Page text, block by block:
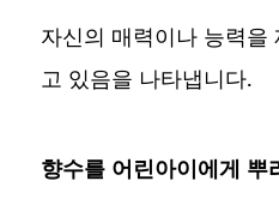
자신의 매력이나 능력을
고 있음을 나타냅니다.
향수를 어린아이에게 뿌